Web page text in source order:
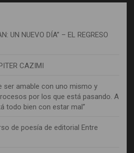
UN NUEVO DÍA” – EL REGRESO
CAZIMI
ser amable con uno mismo y
por los que está pasando. A
todo bien con estar mal”
de poesía de editorial Entre